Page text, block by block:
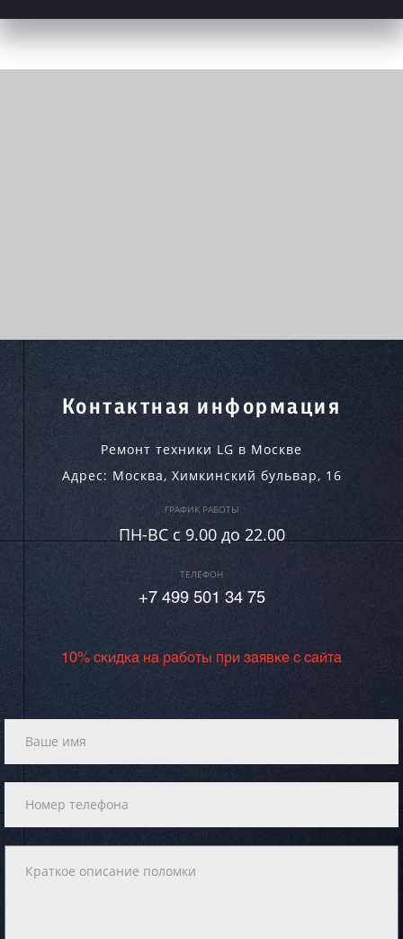
Контактная информация
Ремонт техники LG в Москве
Адрес: Москва, Химкинский бульвар, 16
ГРАФИК РАБОТЫ
ПН-ВC c 9.00 до 22.00
ТЕЛЕФОН
+7 499 501 34 75
10% скидка на работы при заявке с сайта